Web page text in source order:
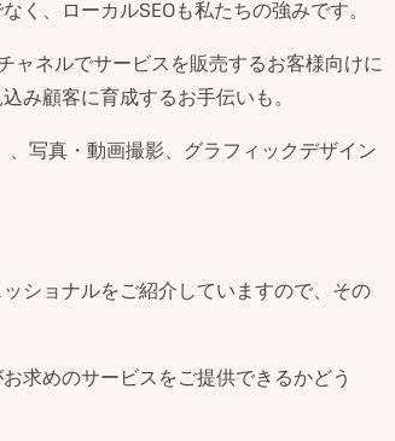
、ローカルSEOも私たちの強みです。
ャネルでサービスを販売するお客様向けに
み顧客に育成するお手伝いも。
写真・動画撮影、グラフィックデザイン
ショナルをご紹介していますので、その
求めのサービスをご提供できるかどう